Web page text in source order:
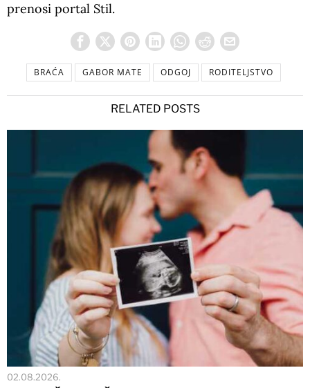
prenosi portal Stil.
BRAĆA GABOR MATE ODGOJ RODITELJSTVO
RELATED POSTS
02.08.2026.